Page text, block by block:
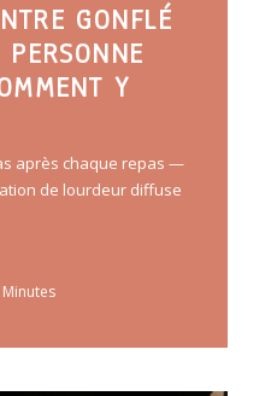
GONFLÉ
Y
après chaque repas —
de lourdeur diffuse
Minutes